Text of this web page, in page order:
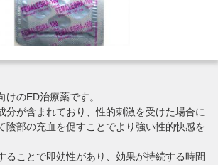
のED治療薬です。
分が含まれており、性的刺激を受けた場合に
陰部の充血を促すことでより強い性的快感を
ることで即効性があり、効果が持続する時間
通販ファーマシー All rights reserved.